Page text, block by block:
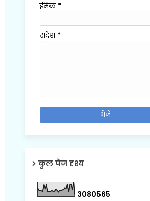
ईमेल *
संदेश *
कुल पेज दृश्य
3080565